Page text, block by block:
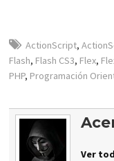
ActionScript,
Flash, Flash CS3, Flex,
PHP, Programación
Ver